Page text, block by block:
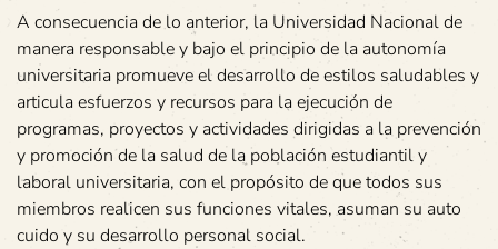
A consecuencia de lo anterior, la Universidad Nacional de
manera responsable y bajo el principio de la autonomía
universitaria promueve el desarrollo de estilos saludables y
articula esfuerzos y recursos para la ejecución de
programas, proyectos y actividades dirigidas a la prevención
y promoción de la salud de la población estudiantil y
laboral universitaria, con el propósito de que todos sus
miembros realicen sus funciones vitales, asuman su auto
cuido y su desarrollo personal social.